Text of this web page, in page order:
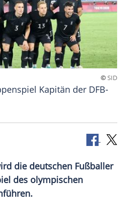
©SID
Kapitän der DFB-
die deutschen Fußballer
des olympischen